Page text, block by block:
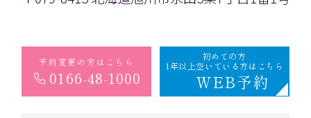
予約変更の方はこちら
0166-48-1000
初めての方
1年以上空いている方はこちら
WEB予約